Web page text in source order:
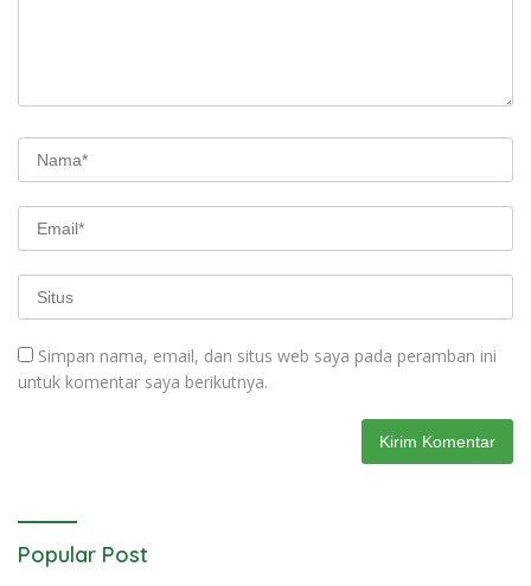
Simpan nama, email, dan situs web saya pada peramban ini
untuk komentar saya berikutnya.
Popular Post